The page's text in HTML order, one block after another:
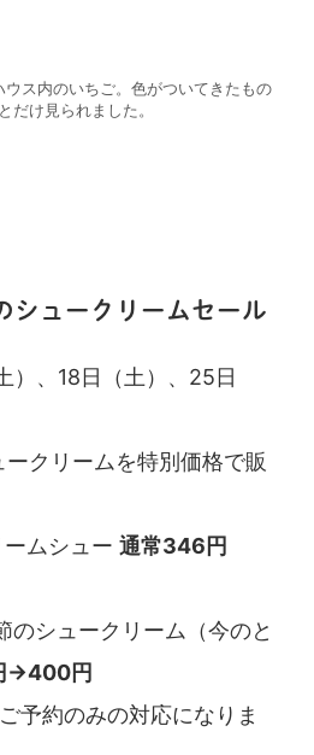
ス内のいちご。色がついてきたもの
だけ見られました。
ュークリームセール
）、18日（土）、25日
ークリームを特別価格で販
ームシュー通常346円
シュークリーム（今のと
→400円
予約のみの対応になりま